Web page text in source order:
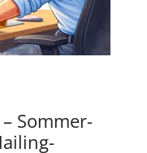
Sommer-